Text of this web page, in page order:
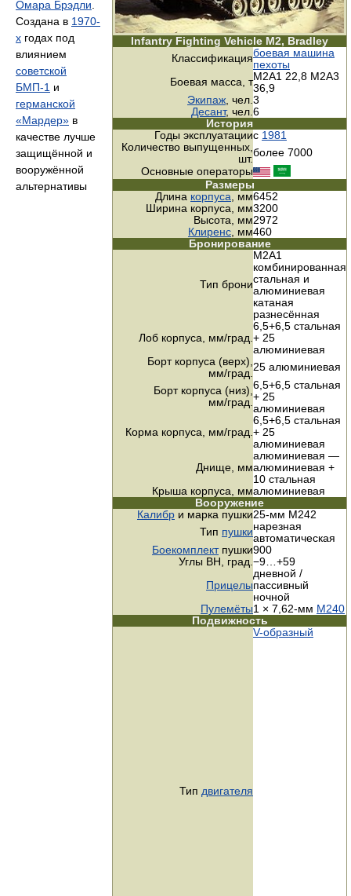
Infantry Fighting Vehicle M2, Bradley
Классификациябоевая машина
пехоты
Боевая масса, тM2A1 22,8 М2А3
36,9
Экипаж , чел. 3
Десант, чел. 6
История
Годы эксплуатациис 1981
Количество выпущенных,
шт.более 7000
Основные операторы
Размеры
Длина корпуса , мм6452
Ширина корпуса, мм3200
Высота, мм2972
Клиренс , мм460
Бронирование
Тип брони
M2A1
комбинированная
стальная и
алюминиевая
катаная
разнесённая
Лоб корпуса, мм/град.
6,5+6,5 стальная
+ 25
алюминиевая
Борт корпуса (верх),
мм/град. 25 алюминиевая
Борт корпуса (низ),
мм/град.
6,5+6,5 стальная
+ 25
алюминиевая
Корма корпуса, мм/град.
6,5+6,5 стальная
+ 25
алюминиевая
Днище, мм
алюминиевая —
алюминиевая +
10 стальная
Крыша корпуса, ммалюминиевая
Вооружение
Калибр и марка пушки25-мм M242
Тип пушкинарезная
автоматическая
Боекомплектпушки900
Углы ВН, град. −9…+59
Прицелы
дневной /
пассивный
ночной
Пулемёты1 × 7,62-мм M240
Подвижность
Тип двигателя
V-образный
Омара Брэдли
Создана в 1970-
х годах под
влиянием
советской
БМП-1 и
германской
«Мардер» в
качестве лучше
защищённой и
вооружённой
альтернативы